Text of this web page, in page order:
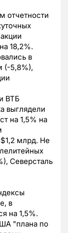
отчетности
18,2%.
в
(-5,8%),
ВТБ
выглядели
на 1,5% на
млрд. Не
Северсталь
в
на 1,5%.
"плана по